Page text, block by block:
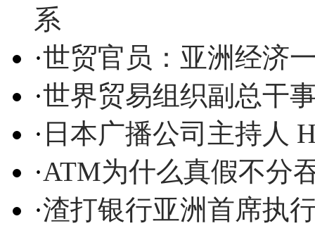
系
·世贸官员：亚洲经济
·世界贸易组织副总干
· 日本广播公司主持人
·ATM为什么真假不分
·渣打银行亚洲首席执